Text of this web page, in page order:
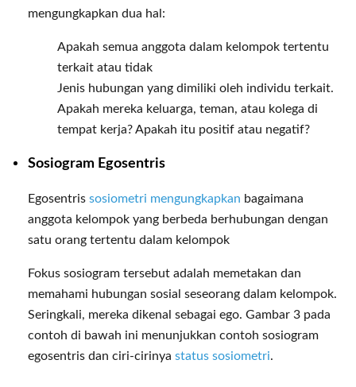
mengungkapkan dua hal:
Apakah semua anggota dalam kelompok tertentu
terkait atau tidak
Jenis hubungan yang dimiliki oleh individu terkait.
Apakah mereka keluarga, teman, atau kolega di
tempat kerja? Apakah itu positif atau negatif?
Sosiogram Egosentris
Egosentris sosiometri mengungkapkan bagaimana
anggota kelompok yang berbeda berhubungan dengan
satu orang tertentu dalam kelompok
Fokus sosiogram tersebut adalah memetakan dan
memahami hubungan sosial seseorang dalam kelompok.
Seringkali, mereka dikenal sebagai ego. Gambar 3 pada
contoh di bawah ini menunjukkan contoh sosiogram
egosentris dan ciri-cirinya status sosiometri.